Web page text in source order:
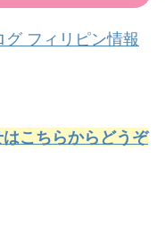
こちらからどうぞ